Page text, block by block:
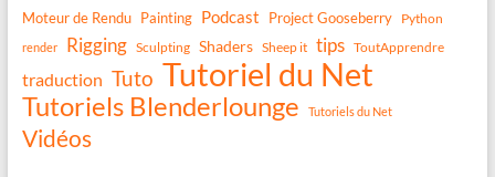
Moteur de Rendu Painting Podcast Project Gooseberry Python
render Rigging Sculpting Shaders Sheep it tips ToutApprendre
traduction Tuto Tutoriel du Net
Tutoriels Blenderlounge Tutoriels du Net
Vidéos